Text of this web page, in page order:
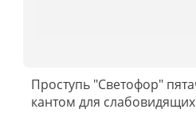
Проступь "Светофор"
кантом для слабовидящих